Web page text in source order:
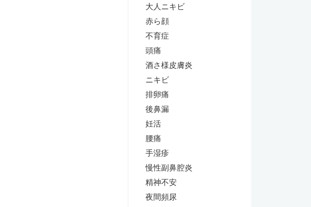
大人ニキビ
赤ら顔
不育症
頭痛
酒さ様皮膚炎
ニキビ
排卵痛
後鼻漏
妊活
腰痛
手湿疹
慢性副鼻腔炎
精神不安
夜間頻尿